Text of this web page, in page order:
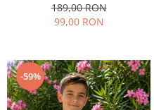
189,00 RON
99,00 RON
-59%